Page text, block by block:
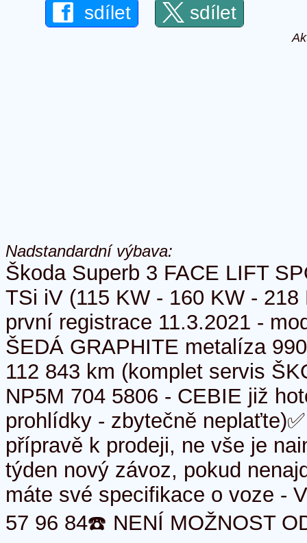
sdílet sdílet
Nadstandardní výbava:
Škoda Superb 3 FACE LIFT
TSi iV (115 KW - 160 KW -
první registrace 11.3.2021 -
ŠEDÁ GRAPHITE metalíza
112 843 km (komplet servis
NP5M 704 5806 - CEBIE již
prohlídky - zbytečně
přípravě k prodeji, ne vše je
týden nový závoz, pokud
máte své specifikace o voze -
57 96 84☎️ NENÍ MOŽNOST